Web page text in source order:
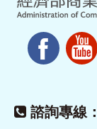
諮詢專線